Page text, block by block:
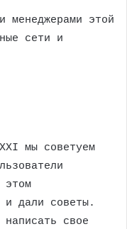
менеджерами этой
сети и
мы советуем
этом
и дали советы.
свое